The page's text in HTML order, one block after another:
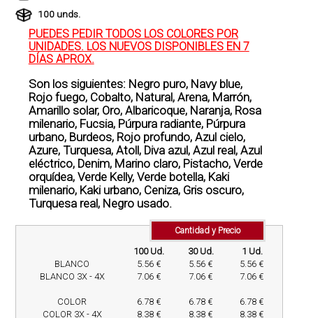
100 unds.
PUEDES PEDIR TODOS LOS COLORES POR
UNIDADES. LOS NUEVOS DISPONIBLES EN 7
DÍAS APROX.
Son los siguientes: Negro puro, Navy blue,
Rojo fuego, Cobalto, Natural, Arena, Marrón,
Amarillo solar, Oro, Albaricoque, Naranja, Rosa
milenario, Fucsia, Púrpura radiante, Púrpura
urbano, Burdeos, Rojo profundo, Azul cielo,
Azure, Turquesa, Atoll, Diva azul, Azul real, Azul
eléctrico, Denim, Marino claro, Pistacho, Verde
orquídea, Verde Kelly, Verde botella, Kaki
milenario, Kaki urbano, Ceniza, Gris oscuro,
Turquesa real, Negro usado.
Cantidad y Precio
100 Ud. 30 Ud.
1 Ud.
BLANCO
5.56 € 5.56 €
5.56 €
BLANCO 3X - 4X
7.06 € 7.06 € 7.06 €
COLOR 6.78 € 6.78 €
6.78 €
COLOR 3X - 4X
8.38 € 8.38 € 8.38 €